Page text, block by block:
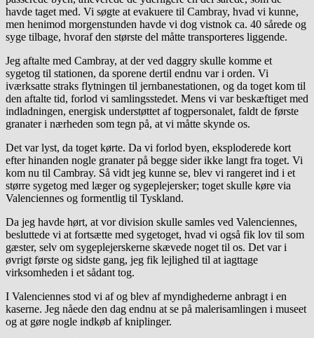
havde taget med. Vi søgte at evakuere til Cambray, hvad vi kunne,
men henimod morgenstunden havde vi dog vistnok ca. 40 sårede og
syge tilbage, hvoraf den største del måtte transporteres liggende.
Jeg aftalte med Cambray, at der ved daggry skulle komme et
sygetog til stationen, da sporene dertil endnu var i orden. Vi
iværksatte straks flytningen til jernbanestationen, og da toget kom til
den aftalte tid, forlod vi samlingsstedet. Mens vi var beskæftiget med
indladningen, energisk understøttet af togpersonalet, faldt de første
granater i nærheden som tegn på, at vi måtte skynde os.
Det var lyst, da toget kørte. Da vi forlod byen, eksploderede kort
efter hinanden nogle granater på begge sider ikke langt fra toget. Vi
kom nu til Cambray. Så vidt jeg kunne se, blev vi rangeret ind i et
større sygetog med læger og sygeplejersker; toget skulle køre via
Valenciennes og formentlig til Tyskland.
Da jeg havde hørt, at vor division skulle samles ved Valenciennes,
besluttede vi at fortsætte med sygetoget, hvad vi også fik lov til som
gæster, selv om sygeplejerskerne skævede noget til os. Det var i
øvrigt første og sidste gang, jeg fik lejlighed til at iagttage
virksomheden i et sådant tog.
I Valenciennes stod vi af og blev af myndighederne anbragt i en
kaserne. Jeg nåede den dag endnu at se på malerisamlingen i museet
og at gøre nogle indkøb af kniplinger.